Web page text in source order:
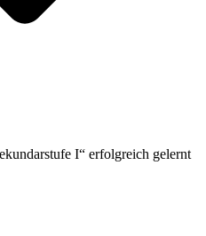
I“ erfolgreich gelernt